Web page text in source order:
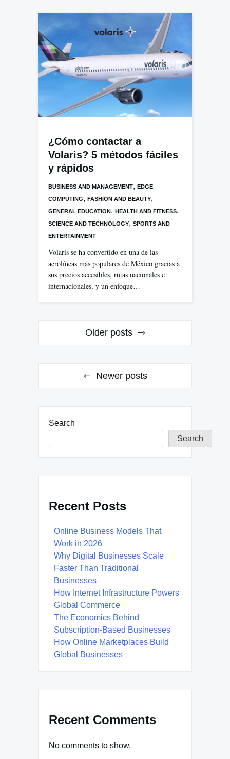
¿Cómo contactar a
Volaris? 5 métodos fáciles
y rápidos
BUSINESS AND MANAGEMENT, EDGE
COMPUTING, FASHION AND BEAUTY,
GENERAL EDUCATION, HEALTH AND FITNESS,
SCIENCE AND TECHNOLOGY, SPORTS AND
ENTERTAINMENT
Volaris se ha convertido en una de las
aerolíneas más populares de México gracias a
sus precios accesibles, rutas nacionales e
internacionales, y un enfoque…
Older posts
Newer posts
Search
Search
Recent Posts
Online Business Models That
Work in 2026
Why Digital Businesses Scale
Faster Than Traditional
Businesses
How Internet Infrastructure Powers
Global Commerce
The Economics Behind
Subscription-Based Businesses
How Online Marketplaces Build
Global Businesses
Recent Comments
No comments to show.